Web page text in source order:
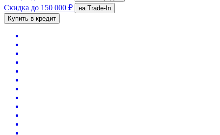
Скидка до 150 000 ₽
на Trade-In
Купить в кредит